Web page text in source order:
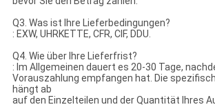
Q3. Was ist Ihre Lieferbedingungen?
: EXW, UHRKETTE, CFR, CIF, DDU.
Q4. Wie über Ihre Lieferfrist?
: Im Allgemeinen dauert es 20-30 Tage,
Vorauszahlung empfangen hat. Die
hängt ab
auf den Einzelteilen und der Quantität Ihres